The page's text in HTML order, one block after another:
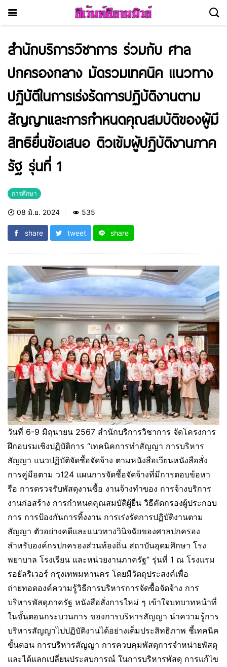
สำนักบริการวิชาการ ร่วมกับ ศาล
ปกครองกลาง มัดรวมเทคนิค แนวทาง
ปฏิบัติในการเร่งรัดการปฏิบัติงานตาม
สัญญาและการกำหนดคุณสมบัติของผู้มี
สิทธิยื่นข้อเสนอ ติวเข้มผู้ปฏิบัติงานภาค
รัฐ รุ่นที่ 1
การศึกษา
08 มิ.ย. 2024 535
share tweet share
วันที่ 6-9 มิถุนายน 2567 สำนักบริการวิชาการ จัดโครงการ
ฝึกอบรมเชิงปฏิบัติการ “เทคนิคการทำสัญญา การบริหาร
สัญญา แนวปฏิบัติจัดซื้อจัดจ้าง ตามหนังสือเวียนหนังสือสั่ง
การคู่มือตาม ว124 แผนการจัดซื้อจัดจ้างที่มีการตอบข้อหา
รือ การตรวจรับพัสดุงานซื้อ งานจ้างทำของ การจ้างบริการ
งานก่อสร้าง การกำหนดคุณสมบัติผู้ยื่น วิธีคัดกรองผู้ประกอบ
การ การป้องกันการทิ้งงาน การเร่งรัดการปฏิบัติงานตาม
สัญญา ตัวอย่างคดีและแนวทางวินิจฉัยของศาลปกครอง
สำหรับองค์กรปกครองส่วนท้องถิ่น สถาบันอุดมศึกษา โรง
พยาบาล โรงเรียน และหน่วยงานภาครัฐ” รุ่นที่ 1 ณ โรงแรม
รอยัลริเวอร์ กรุงเทพมหานคร โดยมีวัตถุประสงค์เพื่อ
ถ่ายทอดองค์ความรู้วิธีการบริหารการจัดซื้อจัดจ้าง การ
บริหารพัสดุภาครัฐ หนังสือสั่งการใหม่ ๆ เข้าใจบทบาทหน้าที่
ในขั้นตอนกระบวนการ ของการบริหารสัญญา นำความรู้การ
บริหารสัญญาไปปฏิบัติงานได้อย่างเต็มประสิทธิภาพ ชี้เทคนิค
ขั้นตอน การบริหารสัญญา การควบคุมพัสดุการจำหน่ายพัสดุ
และได้แลกเปลี่ยนประสบการณ์ ในการบริหารพัสดุ การแก้ไข